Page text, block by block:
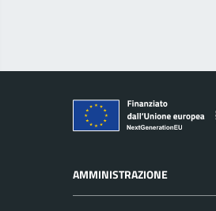
AMMINISTRAZIONE